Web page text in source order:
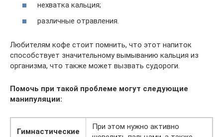
нехватка кальция;
различные отравления.
Любителям кофе стоит помнить, что этот напиток
способствует значительному вымыванию кальция из
организма, что также может вызвать судороги.
Помочь при такой проблеме могут следующие
манипуляции:
Гимнастические
При этом нужно активно